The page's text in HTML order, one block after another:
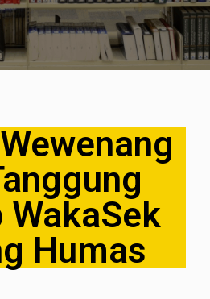
WakaSek
Humas